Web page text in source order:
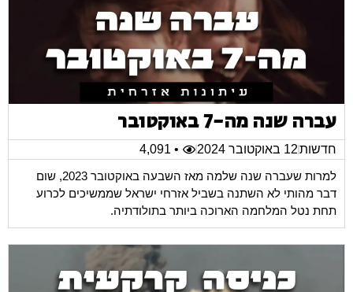
עברה שנה מה-7 באוקטובר
חדשות12 באוקטובר 2024
• 4,091
למרות שעברה שנה שלמה מאז השבעה באוקטובר 2023, שום
דבר מהותי לא השתנה בשביל אזרחי ישראל שממשיכים לכרוע
תחת נטל המלחמה הארוכה ביותר בתולודתיה.